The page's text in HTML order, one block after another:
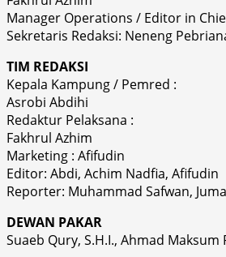
Manager Operations / Editor in
Sekretaris Redaksi: Neneng
TIM REDAKSI
Kepala Kampung / Pemred :
Asrobi Abdihi
Redaktur Pelaksana :
Fakhrul Azhim
Marketing : Afifudin
Editor: Abdi, Achim Nadfia, Afifudin
Reporter: Muhammad Safwan,
DEWAN PAKAR
Suaeb Qury, S.H.I., Ahmad Maksum